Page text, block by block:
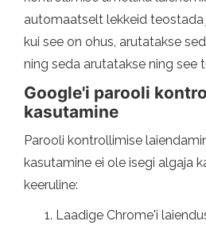
automaatselt lekkeid teostada
kui see on ohus, arutatakse
ning seda arutatakse ning see
Google'i parooli
kasutamine
Parooli kontrollimise
kasutamine ei ole isegi algaja
keeruline:
Laadige Chrome'i